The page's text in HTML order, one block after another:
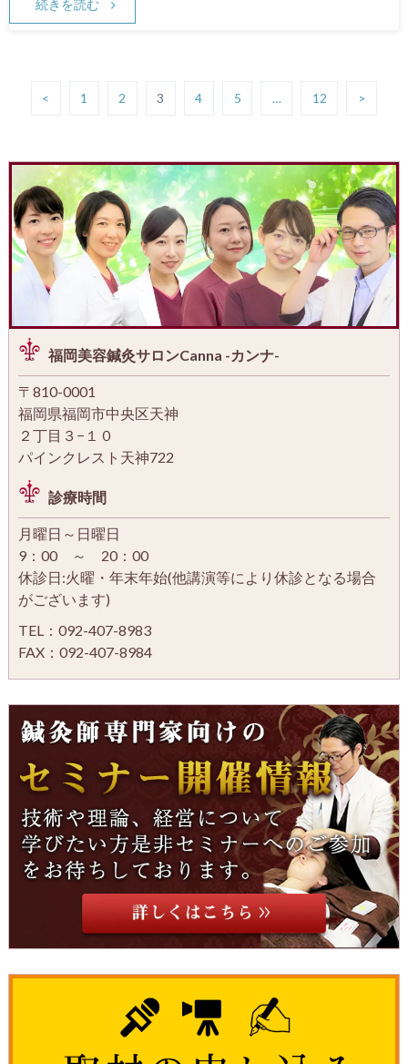
続きを読む
< 1 2 3 4 5 … 12 >
福岡美容鍼灸サロンCanna -カンナ-
〒810-0001
福岡県福岡市中央区天神
２丁目３−１０
パインクレスト天神722
診療時間
月曜日～日曜日
9：00 ～ 20：00
休診日:火曜・年末年始(他講演等により休診となる場合
がございます)
TEL：092-407-8983
FAX：092-407-8984